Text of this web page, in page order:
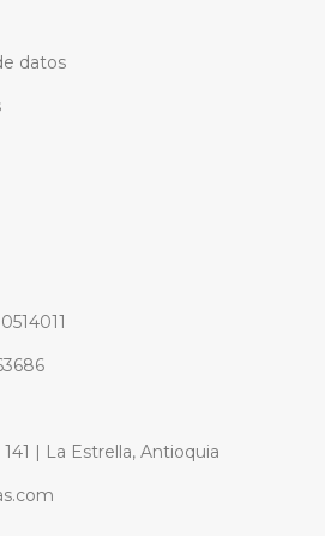
datos
| La Estrella, Antioquia